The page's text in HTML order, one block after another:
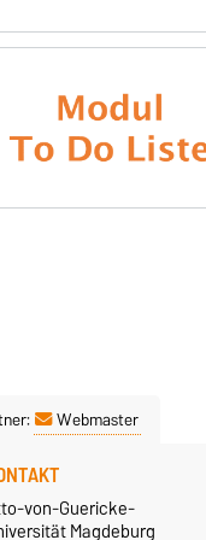
Webmaster
von-Guericke-
Magdeburg